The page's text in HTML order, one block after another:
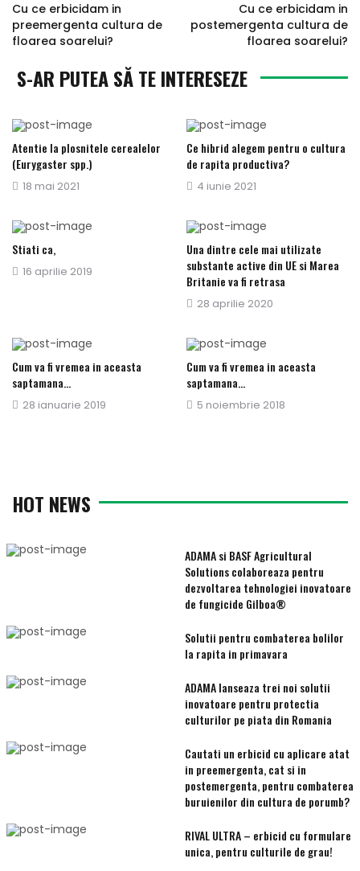
Cu ce erbicidam in
preemergenta cultura de
floarea soarelui?
Cu ce erbicidam in
postemergenta cultura de
floarea soarelui?
S-AR PUTEA SĂ TE INTERESEZE
Atentie la plosnitele cerealelor
(Eurygaster spp.)
Publicat
18 mai 2021
Ce hibrid alegem pentru o cultura
de rapita productiva?
Publicat
4 iunie 2021
Stiati ca,
Publicat
16 aprilie 2019
Una dintre cele mai utilizate
substante active din UE si Marea
Britanie va fi retrasa
Publicat
28 aprilie 2020
Cum va fi vremea in aceasta
saptamana…
Publicat
28 ianuarie 2019
Cum va fi vremea in aceasta
saptamana…
Publicat
5 noiembrie 2018
HOT NEWS
ADAMA si BASF Agricultural
Solutions colaboreaza pentru
dezvoltarea tehnologiei inovatoare
de fungicide Gilboa®
Solutii pentru combaterea bolilor
la rapita in primavara
ADAMA lanseaza trei noi solutii
inovatoare pentru protectia
culturilor pe piata din Romania
Cautati un erbicid cu aplicare atat
in preemergenta, cat si in
postemergenta, pentru combaterea
buruienilor din cultura de porumb?
RIVAL ULTRA – erbicid cu formulare
unica, pentru culturile de grau!